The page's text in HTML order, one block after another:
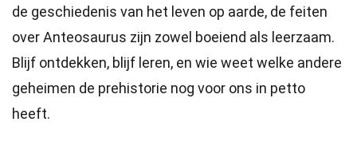
de geschiedenis van het leven op aarde, de feiten
over Anteosaurus zijn zowel boeiend als leerzaam.
Blijf ontdekken, blijf leren, en wie weet welke andere
geheimen de prehistorie nog voor ons in petto
heeft.